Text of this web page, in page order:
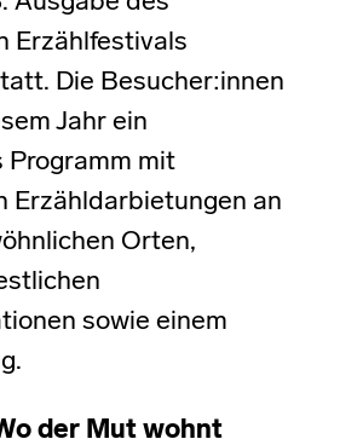
Erzählfestivals
Die Besucher:innen
Jahr ein
Programm mit
Erzähldarbietungen an
Orten,
sowie einem
der Mut wohnt